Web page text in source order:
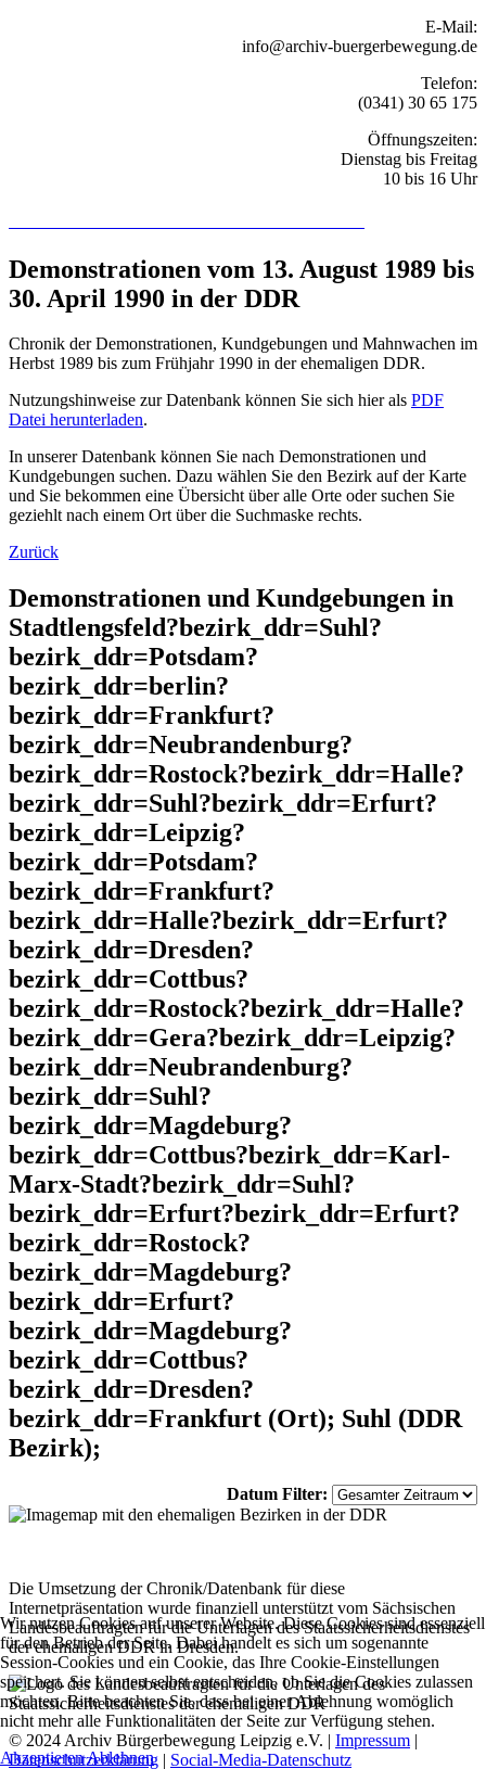
E-Mail:
info@archiv-buergerbewegung.de
Telefon:
(0341) 30 65 175
Öffnungszeiten:
Dienstag bis Freitag
10 bis 16 Uhr
Demonstrationen vom 13. August 1989 bis
30. April 1990 in der DDR
Chronik der Demonstrationen, Kundgebungen und Mahnwachen im
Herbst 1989 bis zum Frühjahr 1990 in der ehemaligen DDR.
Nutzungshinweise zur Datenbank können Sie sich hier als PDF
Datei herunterladen.
In unserer Datenbank können Sie nach Demonstrationen und
Kundgebungen suchen. Dazu wählen Sie den Bezirk auf der Karte
und Sie bekommen eine Übersicht über alle Orte oder suchen Sie
geziehlt nach einem Ort über die Suchmaske rechts.
Zurück
Demonstrationen und Kundgebungen in
Stadtlengsfeld?bezirk_ddr=Suhl?
bezirk_ddr=Potsdam?
bezirk_ddr=berlin?
bezirk_ddr=Frankfurt?
bezirk_ddr=Neubrandenburg?
bezirk_ddr=Rostock?bezirk_ddr=Halle?
bezirk_ddr=Suhl?bezirk_ddr=Erfurt?
bezirk_ddr=Leipzig?
bezirk_ddr=Potsdam?
bezirk_ddr=Frankfurt?
bezirk_ddr=Halle?bezirk_ddr=Erfurt?
bezirk_ddr=Dresden?
bezirk_ddr=Cottbus?
bezirk_ddr=Rostock?bezirk_ddr=Halle?
bezirk_ddr=Gera?bezirk_ddr=Leipzig?
bezirk_ddr=Neubrandenburg?
bezirk_ddr=Suhl?
bezirk_ddr=Magdeburg?
bezirk_ddr=Cottbus?bezirk_ddr=Karl-
Marx-Stadt?bezirk_ddr=Suhl?
bezirk_ddr=Erfurt?bezirk_ddr=Erfurt?
bezirk_ddr=Rostock?
bezirk_ddr=Magdeburg?
bezirk_ddr=Erfurt?
bezirk_ddr=Magdeburg?
bezirk_ddr=Cottbus?
bezirk_ddr=Dresden?
bezirk_ddr=Frankfurt (Ort); Suhl (DDR
Bezirk);
Datum Filter:
Die Umsetzung der Chronik/Datenbank für diese
Internetpräsentation wurde finanziell unterstützt vom Sächsischen
Landesbeauftragten für die Unterlagen des Staatssicherheitsdienstes
der ehemaligen DDR in Dresden.
© 2024 Archiv Bürgerbewegung Leipzig e.V. | Impressum |
Datenschutzerklärung | Social-Media-Datenschutz
Wir nutzen Cookies auf unserer Website. Diese Cookies sind essenziell
für den Betrieb der Seite. Dabei handelt es sich um sogenannte
Session-Cookies und ein Cookie, das Ihre Cookie-Einstellungen
speichert. Sie können selbst entscheiden, ob Sie die Cookies zulassen
möchten. Bitte beachten Sie, dass bei einer Ablehnung womöglich
nicht mehr alle Funktionalitäten der Seite zur Verfügung stehen.
AkzeptierenAblehnen